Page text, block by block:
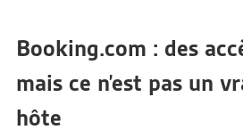
Booking.com : des
mais ce n’est pas un
hôte